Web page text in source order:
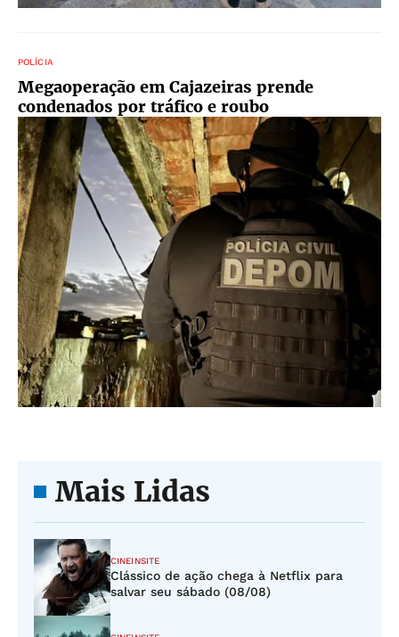
POLÍCIA
Megaoperação em Cajazeiras prende
condenados por tráfico e roubo
Mais Lidas
CINEINSITE
Clássico de ação chega à Netflix para
salvar seu sábado (08/08)